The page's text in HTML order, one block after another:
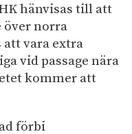
hänvisas till att
över norra
vara extra
vid passage nära
kommer att
förbi